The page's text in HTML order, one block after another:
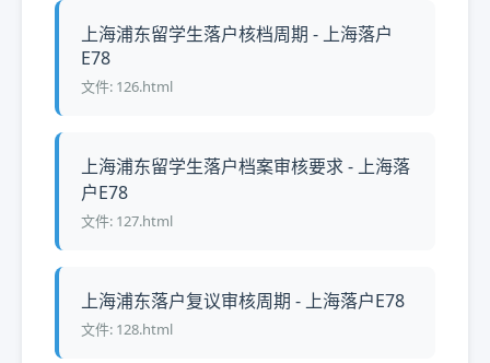
上海浦东留学生落户核档周期 - 上海落户
E78
文件: 126.html
上海浦东留学生落户档案审核要求 - 上海落
户E78
文件: 127.html
上海浦东落户复议审核周期 - 上海落户E78
文件: 128.html